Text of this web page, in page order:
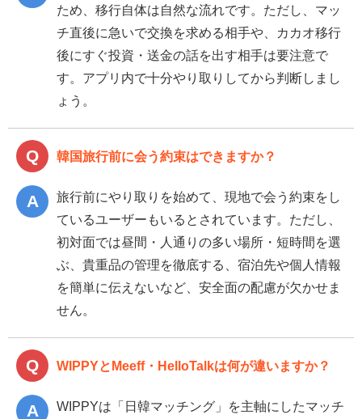
ため、移行自体は自然な流れです。ただし、マッ
チ直後に急いで交換を求める相手や、カカオ移行
後にすぐ投資・送金の話を出す相手は要注意で
す。アプリ内で十分やり取りしてから判断しまし
ょう。
韓国旅行前に会う約束はできますか？
旅行前にやり取りを始めて、現地で会う約束をし
ているユーザーもいるとされています。ただし、
初対面では昼間・人通りの多い場所・短時間を選
ぶ、貴重品の管理を徹底する、宿泊先や個人情報
を簡単に伝えないなど、安全面の配慮が欠かせま
せん。
WIPPYとMeeff・HelloTalkは何が違いますか？
WIPPYは「日韓マッチング」を主軸にしたマッチ